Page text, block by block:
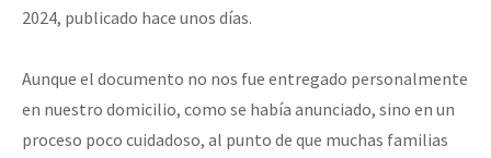
2024, publicado hace unos días.
Aunque el documento no nos fue entregado personalmente
en nuestro domicilio, como se había anunciado, sino en un
proceso poco cuidadoso, al punto de que muchas familias